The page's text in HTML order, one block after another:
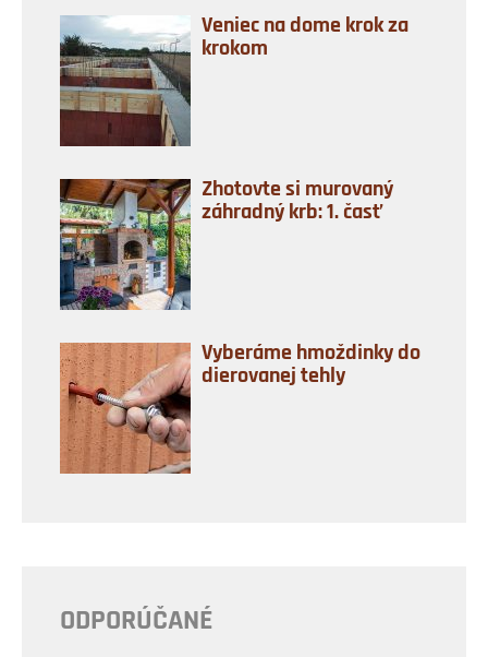
Veniec na dome krok za
krokom
Zhotovte si murovaný
záhradný krb: 1. časť
Vyberáme hmoždinky do
dierovanej tehly
ODPORÚČANÉ